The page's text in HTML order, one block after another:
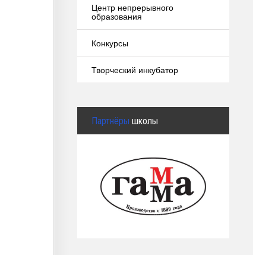
Центр непрерывного
образования
Конкурсы
Творческий инкубатор
Партнёры школы